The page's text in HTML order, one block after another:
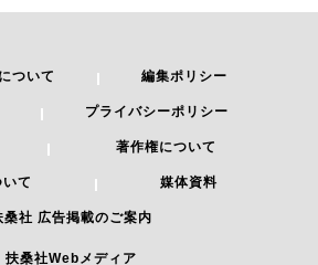
ついて 編集ポリシー
プライバシーポリシー
著作権について
て 媒体資料
桑社 広告掲載のご案内
扶桑社Webメディア